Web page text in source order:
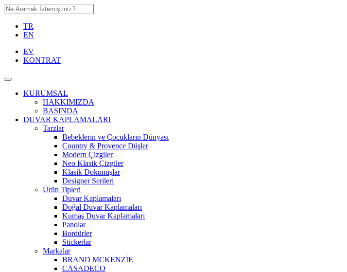
TR
EN
EV
KONTRAT
KURUMSAL
HAKKIMIZDA
BASINDA
DUVAR KAPLAMALARI
Tarzlar
Bebeklerin ve Çocukların Dünyası
Country & Provence Düşler
Modern Çizgiler
Neo Klasik Çizgiler
Klasik Dokunuşlar
Designer Serileri
Ürün Tipleri
Duvar Kaplamaları
Doğal Duvar Kaplamaları
Kumaş Duvar Kaplamaları
Panolar
Bordürler
Stickerlar
Markalar
BRAND MCKENZİE
CASADECO